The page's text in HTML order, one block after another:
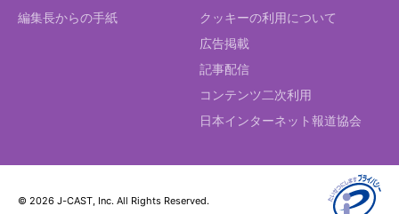
編集長からの手紙
クッキーの利用について
広告掲載
記事配信
コンテンツ二次利用
日本インターネット報道協会
© 2026 J-CAST, Inc. All Rights Reserved.